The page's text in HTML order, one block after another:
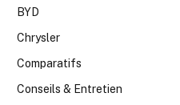
BYD
Chrysler
Comparatifs
Conseils & Entretien